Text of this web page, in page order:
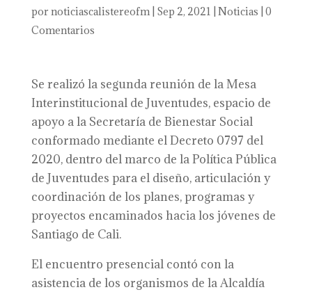
por noticiascalistereofm| Sep 2, 2021 Noticias 0
Comentarios
Se realizó la segunda reunión de la Mesa
Interinstitucional de Juventudes, espacio de
apoyo a la Secretaría de Bienestar Social
conformado mediante el Decreto 0797 del
2020, dentro del marco de la Política Pública
de Juventudes para el diseño, articulación y
coordinación de los planes, programas y
proyectos encaminados hacia los jóvenes de
Santiago de Cali.
El encuentro presencial contó con la
asistencia de los organismos de la Alcaldía